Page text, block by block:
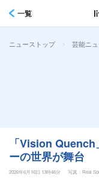
一覧
ニューストップ > 芸能ニュ
「Vision
ーの世界が舞台
2026年6月16日 13時46分
写真：Real